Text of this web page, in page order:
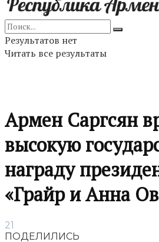
Результатов нет
Читать все результаты
Армен Саргсян
высокую
награду
«Грайр и Анна
21
ПОДЕЛИЛИСЬ